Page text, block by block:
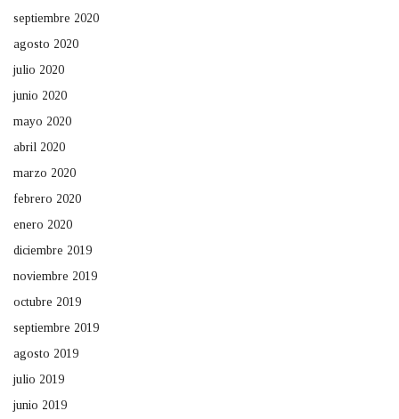
septiembre 2020
agosto 2020
julio 2020
junio 2020
mayo 2020
abril 2020
marzo 2020
febrero 2020
enero 2020
diciembre 2019
noviembre 2019
octubre 2019
septiembre 2019
agosto 2019
julio 2019
junio 2019